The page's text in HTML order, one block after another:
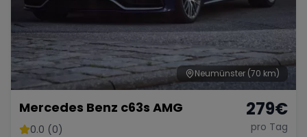
Lotus Maserati
Range Rover Corvette Neumünster (70 km)
Mercedes Benz c63s AMG
0.0 (0)
279€
pro Tag